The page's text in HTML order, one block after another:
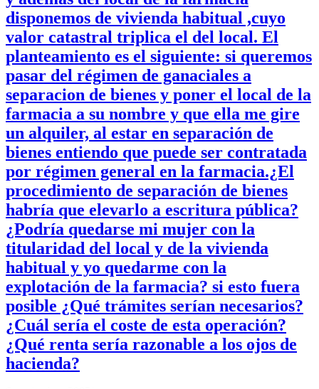
disponemos de vivienda habitual ,cuyo
valor catastral triplica el del local. El
planteamiento es el siguiente: si queremos
pasar del régimen de ganaciales a
separacion de bienes y poner el local de la
farmacia a su nombre y que ella me gire
un alquiler, al estar en separación de
bienes entiendo que puede ser contratada
por régimen general en la farmacia.¿El
procedimiento de separación de bienes
habría que elevarlo a escritura pública?
¿Podría quedarse mi mujer con la
titularidad del local y de la vivienda
habitual y yo quedarme con la
explotación de la farmacia? si esto fuera
posible ¿Qué trámites serían necesarios?
¿Cuál sería el coste de esta operación?
¿Qué renta sería razonable a los ojos de
hacienda?